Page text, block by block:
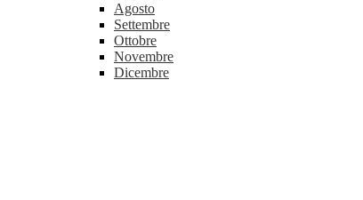
Agosto
Settembre
Ottobre
Novembre
Dicembre